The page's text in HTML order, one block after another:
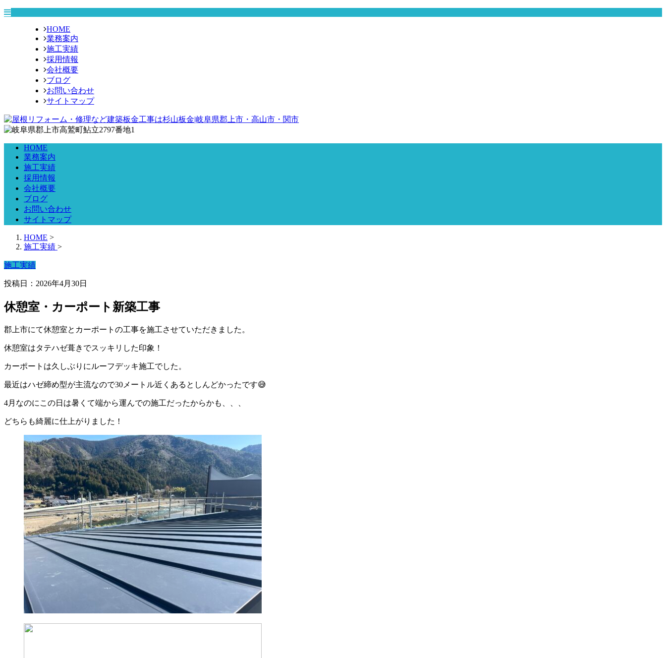
HOME
業務案内
施工実績
採用情報
会社概要
ブログ
お問い合わせ
サイトマップ
HOME
業務案内
施工実績
採用情報
会社概要
ブログ
お問い合わせ
サイトマップ
HOME >
施工実績 >
施工実績
投稿日：2026年4月30日
休憩室・カーポート新築工事
郡上市にて休憩室とカーポートの工事を施工させていただきました。
休憩室はタテハゼ葺きでスッキリした印象！
カーポートは久しぶりにルーフデッキ施工でした。
最近はハゼ締め型が主流なので30メートル近くあるとしんどかったです😅
4月なのにこの日は暑くて端から運んでの施工だったからかも、、、
どちらも綺麗に仕上がりました！